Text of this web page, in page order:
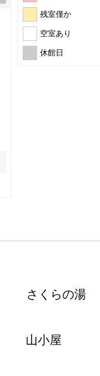
残室僅か
空室あり
休館日
さくらの湯
山小屋